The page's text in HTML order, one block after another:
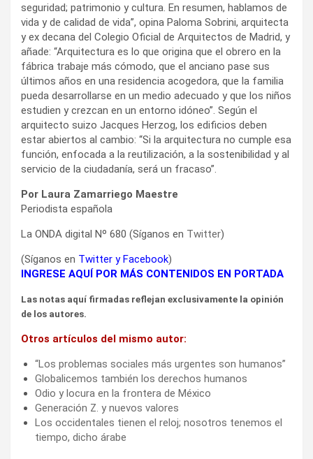
seguridad; patrimonio y cultura. En resumen, hablamos de
vida y de calidad de vida”, opina Paloma Sobrini, arquitecta
y ex decana del Colegio Oficial de Arquitectos de Madrid, y
añade: “Arquitectura es lo que origina que el obrero en la
fábrica trabaje más cómodo, que el anciano pase sus
últimos años en una residencia acogedora, que la familia
pueda desarrollarse en un medio adecuado y que los niños
estudien y crezcan en un entorno idóneo”. Según el
arquitecto suizo Jacques Herzog, los edificios deben
estar abiertos al cambio: “Si la arquitectura no cumple esa
función, enfocada a la reutilización, a la sostenibilidad y al
servicio de la ciudadanía, será un fracaso”.
Por Laura Zamarriego Maestre
Periodista española
La ONDA digital Nº 680 (Síganos en Twitter)
(Síganos en Twitter yFacebook)
INGRESE AQUÍ POR MÁS CONTENIDOS EN PORTADA
Las notas aquí firmadas reflejan exclusivamente la opinión
de los autores.
Otros artículos del mismo autor:
“Los problemas sociales más urgentes son humanos”
Globalicemos también los derechos humanos
Odio y locura en la frontera de México
Generación Z. y nuevos valores
Los occidentales tienen el reloj; nosotros tenemos el
tiempo, dicho árabe